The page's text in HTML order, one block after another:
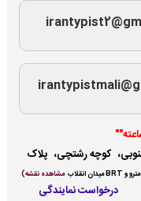
جنوبی، کوچه رشتچی، پلاک
مشاهده نقشه)
درخواست نمایندگی